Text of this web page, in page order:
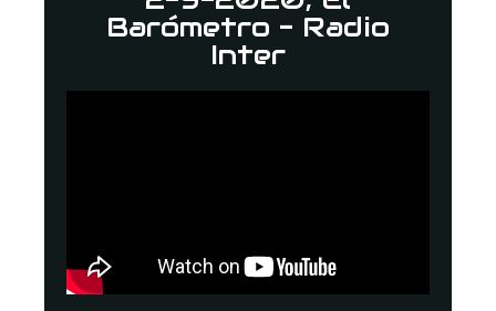
Barómetro - Radio
Inter